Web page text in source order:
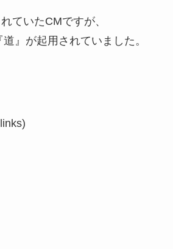
ていたCMですが、
道』が起用されていました。